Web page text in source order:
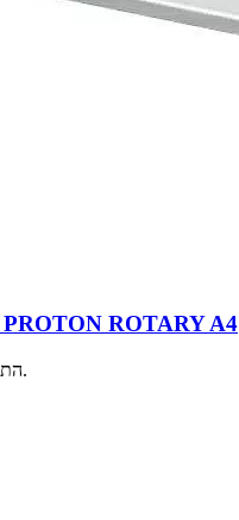
טרימר לחיתוך נייר PROTON ROTARY A4
*התמונות להמחשה בלבד.